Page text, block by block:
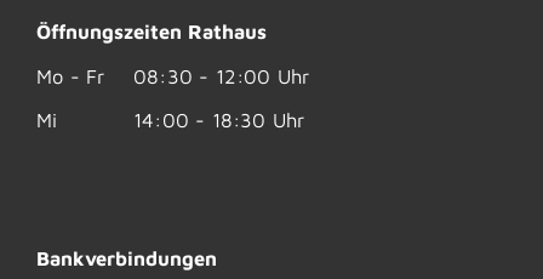
Öffnungszeiten Rathaus
Mo - Fr
08:30 - 12:00 Uhr
Mi
14:00 - 18:30 Uhr
Bankverbindungen